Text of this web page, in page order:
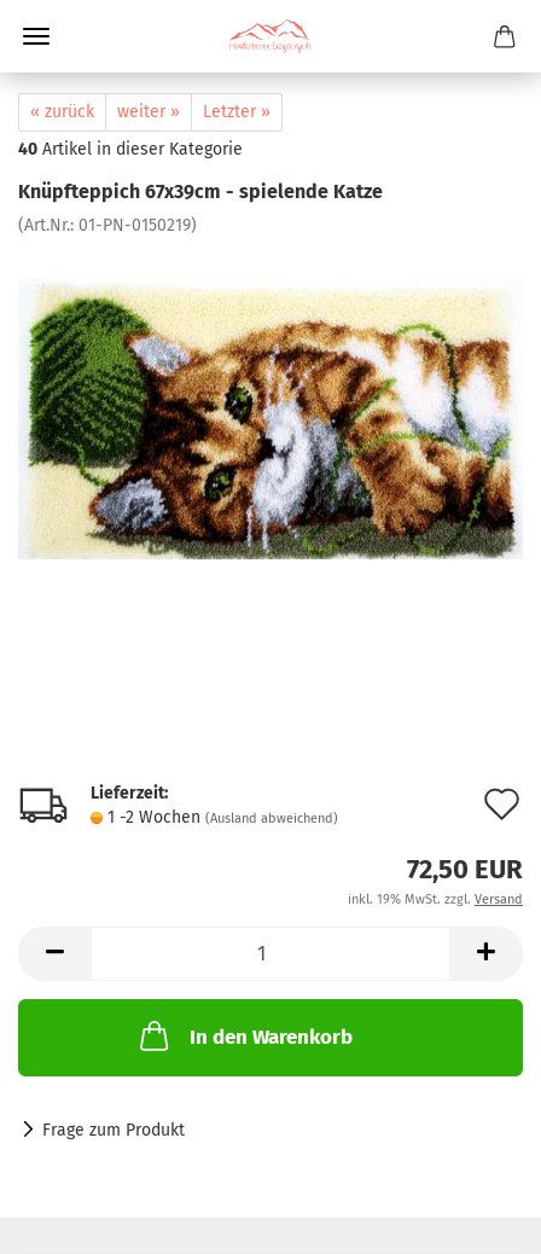
« zurück weiter »
Letzter »
40 Artikel in dieser Kategorie
Knüpfteppich 67x39cm - spielende Katze
(Art.Nr.: 01-PN-0150219)
Lieferzeit:
1 -2 Wochen (Ausland abweichend)
72,50 EUR
inkl. 19% MwSt. zzgl. Versand
In den Warenkorb
Frage zum Produkt